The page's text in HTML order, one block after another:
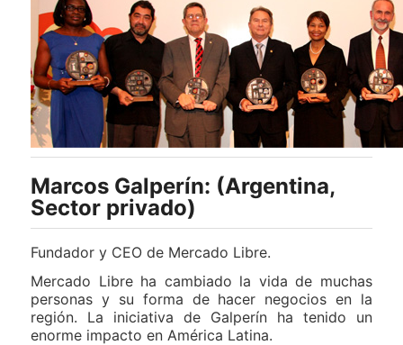
Marcos Galperín: (Argentina,
Sector privado)
Fundador y CEO de Mercado Libre.
Mercado Libre ha cambiado la vida de muchas
personas y su forma de hacer negocios en la
región. La iniciativa de Galperín ha tenido un
enorme impacto en América Latina.